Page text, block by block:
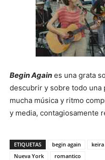
Begin Again es una grata
descubrir y sobre todo una
mucha música y ritmo
y media, contagiosamente
ETIQUETAS begin again
Nueva York
romantico